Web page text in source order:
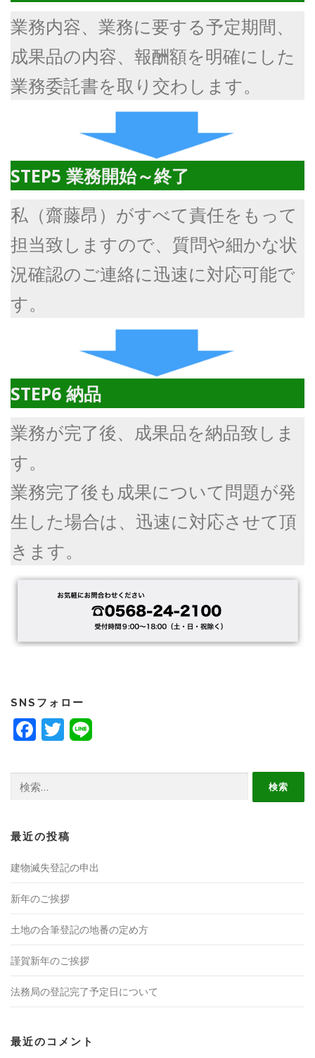
業務内容、業務に要する予定期間、
成果品の内容、報酬額を明確にした
業務委託書を取り交わします。
STEP5 業務開始～終了
私（齋藤昂）がすべて責任をもって
担当致しますので、質問や細かな状
況確認のご連絡に迅速に対応可能で
す。
STEP6 納品
業務が完了後、成果品を納品致しま
す。
業務完了後も成果について問題が発
生した場合は、迅速に対応させて頂
きます。
SNSフォロー
Facebook
Twitter
索:
最近の投稿
建物滅失登記の申出
新年のご挨拶
土地の合筆登記の地番の定め方
謹賀新年のご挨拶
法務局の登記完了予定日について
最近のコメント